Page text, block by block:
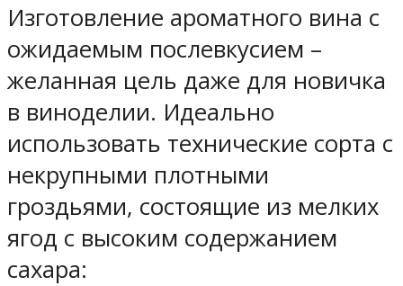
Изготовление ароматного вина с
ожидаемым послевкусием –
желанная цель даже для новичка
в виноделии. Идеально
использовать технические сорта с
некрупными плотными
гроздьями, состоящие из мелких
ягод с высоким содержанием
сахара: